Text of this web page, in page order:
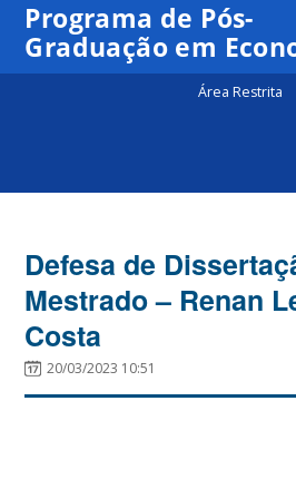
Programa de Pós-
Graduação em
Área Restrita
Defesa de
Mestrado – Renan
Costa
20/03/2023 10:51